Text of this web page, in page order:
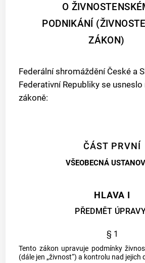
O
PODNIKÁNÍ
ZÁKON)
Federální shromáždění České a
Federativní Republiky se
zákoně:
ČÁST PRVNÍ
VŠEOBECNÁ
HLAVA I
PŘEDMĚT
§ 1
Tento zákon upravuje podmínky
(dále jen „živnost“) a kontrolu nad jejich